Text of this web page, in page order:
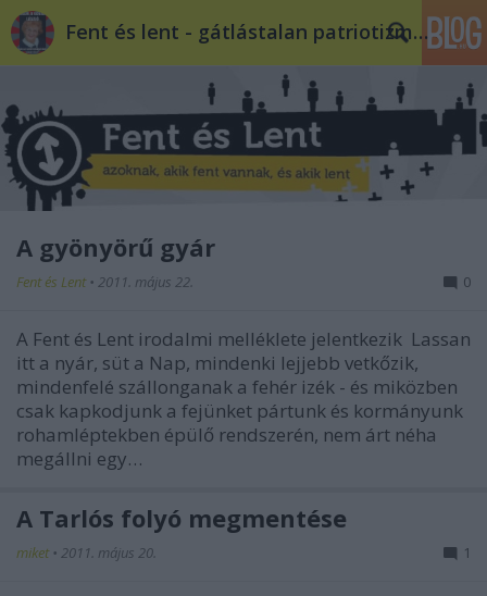
Fent és lent - gátlástalan patriotizmus
A gyönyörű gyár
Fent és Lent • 2011. május 22. 0
A Fent és Lent irodalmi melléklete jelentkezik Lassan
itt a nyár, süt a Nap, mindenki lejjebb vetkőzik,
mindenfelé szállonganak a fehér izék - és miközben
csak kapkodjunk a fejünket pártunk és kormányunk
rohamléptekben épülő rendszerén, nem árt néha
megállni egy…
A Tarlós folyó megmentése
miket • 2011. május 20. 1